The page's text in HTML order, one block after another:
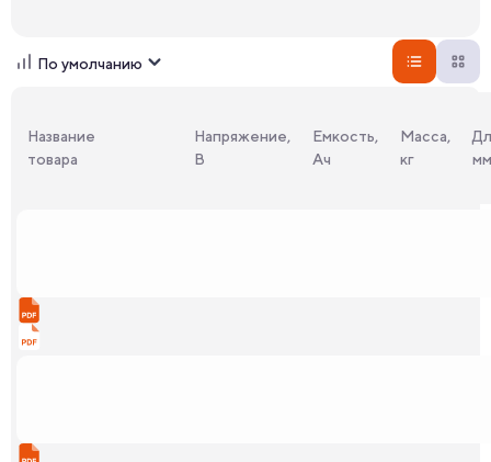
По умолчанию
Название
товара
Напряжение,
В
Емкость,
Ач
Масса,
кг
мм